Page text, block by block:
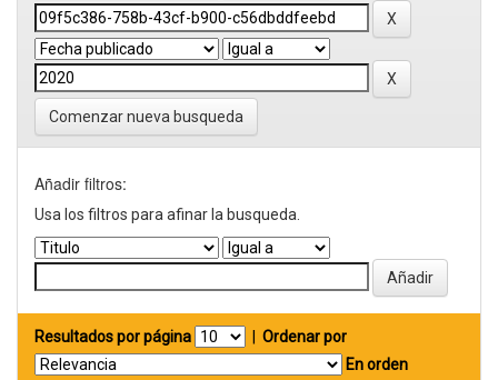
Comenzar nueva busqueda
Añadir filtros:
Usa los filtros para afinar la busqueda.
Resultados por página
Ordenar por
En orden